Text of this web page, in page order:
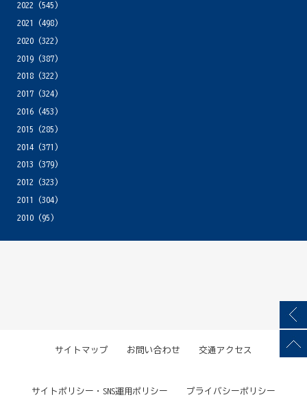
2022 (545)
2021
(498)
2020(322)
2019(387)
2018(322)
2017(324)
2016(453)
2015 (285)
2014(371)
2013 (379)
2012 (323)
2011
(304)
2010(95)
サイトマップ お問い合わせ 交通アクセス
サイトポリシー・SNS運用ポリシー プライバシーポリシー